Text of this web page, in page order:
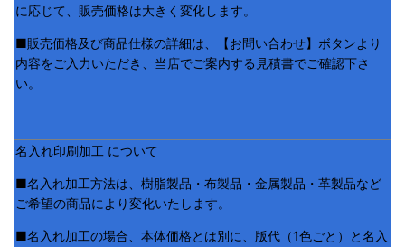
に応じて、販売価格は大きく変化します。
■販売価格及び商品仕様の詳細は、【お問い合わせ】ボタンより
内容をご入力いただき、当店でご案内する見積書でご確認下さ
い。
名入れ印刷加工 について
■名入れ加工方法は、樹脂製品・布製品・金属製品・革製品など
ご希望の商品により変化いたします。
■名入れ加工の場合、本体価格とは別に、版代（1色ごと）と名入